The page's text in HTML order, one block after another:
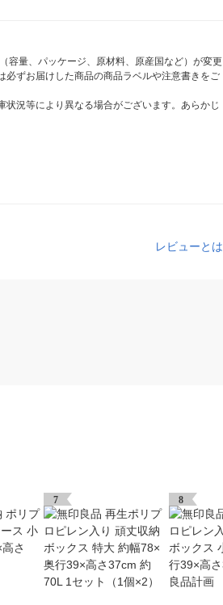
容量、パッケージ、原材料、原産国など）が変更
ずお届けした商品の商品ラベルや注意書きをご
況等により異なる場合がございます。あらかじ
レビューとは
7 8